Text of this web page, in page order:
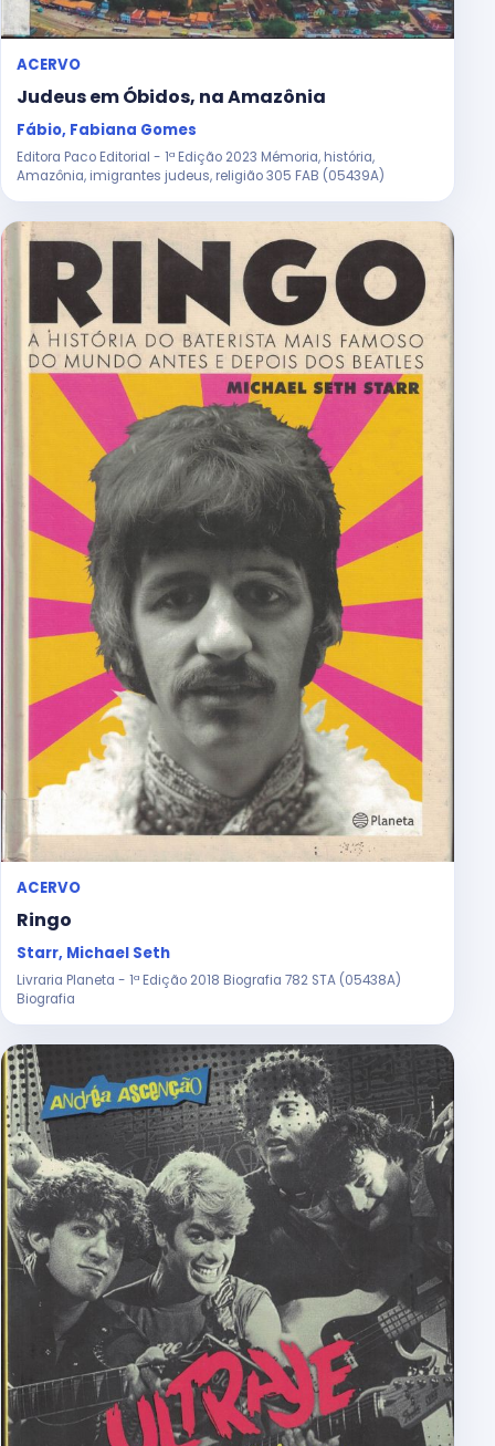
ACERVO
Judeus em Óbidos, na Amazônia
Fábio, Fabiana Gomes
Editora Paco Editorial - 1ª Edição 2023 Mémoria, história,
Amazônia, imigrantes judeus, religião 305 FAB (05439A)
ACERVO
Ringo
Starr, Michael Seth
Livraria Planeta - 1ª Edição 2018 Biografia 782 STA (05438A)
Biografia